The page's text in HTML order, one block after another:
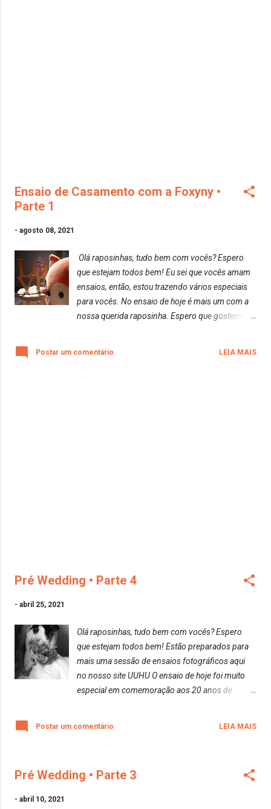
Ensaio de Casamento com a Foxyny •
Parte 1
- agosto 08, 2021
Olá raposinhas, tudo bem com vocês? Espero
que estejam todos bem! Eu sei que vocês amam
ensaios, então, estou trazendo vários especiais
para vocês. No ensaio de hoje é mais um com a
nossa querida raposinha. Espero que gostem!
Postar um comentário LEIA MAIS
Pré Wedding • Parte 4
- abril 25, 2021
Olá raposinhas, tudo bem com vocês? Espero
que estejam todos bem! Estão preparados para
mais uma sessão de ensaios fotográficos aqui
no nosso site UUHU O ensaio de hoje foi muito
especial em comemoração aos 20 anos de
Postar um comentário LEIA MAIS
Pré Wedding • Parte 3
- abril 10, 2021